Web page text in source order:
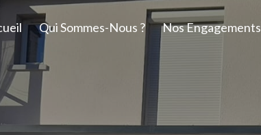
Qui Sommes-Nous ? Nos Engagements